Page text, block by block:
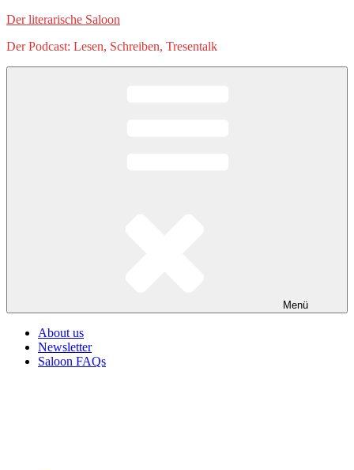
Zum
springen
Der literarische Saloon
Der Podcast: Lesen, Schreiben, Tresentalk
Menü
About us
Newsletter
Saloon FAQs